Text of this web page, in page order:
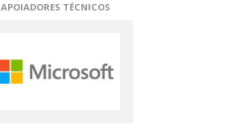
APOIADORES TÉCNICOS